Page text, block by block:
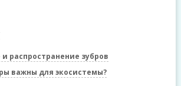
распространение зубров
важны для экосистемы?